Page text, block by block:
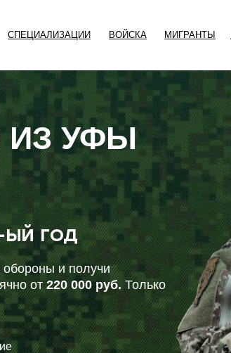
СПЕЦИАЛИЗАЦИИ ВОЙСКА МИГРАНТЫ
ИЗ УФЫ
ЫЙ ГОД
и получи
от220 000 руб. Только